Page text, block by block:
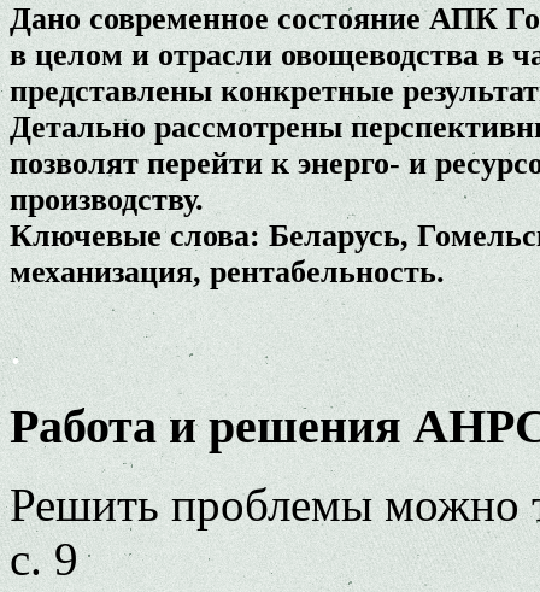
Дано современное состояние АПК
в целом и отрасли овощеводства в
представлены конкретные
Детально рассмотрены
позволят перейти к энерго- и
производству.
Ключевые слова: Беларусь,
механизация, рентабельность.
.
Работа и решения
Решить проблемы можно
с. 9